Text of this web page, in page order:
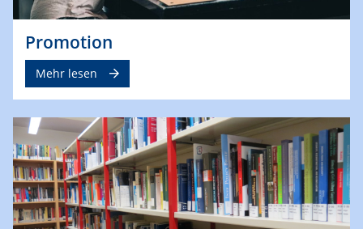
Promotion
Mehr lesen